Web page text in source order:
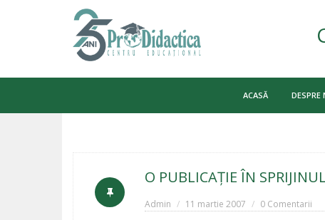
ACASĂ DESPRE
O PUBLICAŢIE ÎN
Admin 11 martie 2007 0 Comentarii